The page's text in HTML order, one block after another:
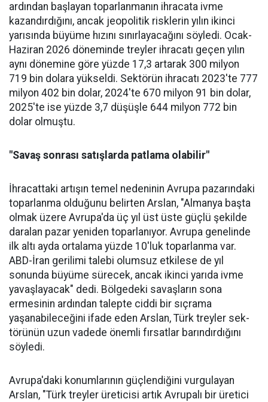
ardından başlayan toparlan­manın ihracata ivme
kazandır­dığını, ancak jeopolitik riskle­rin yılın ikinci
yarısında büyüme hızını sınırlayacağını söyledi. Ocak-
Haziran 2026 döneminde treyler ihracatı geçen yılın
aynı dönemine göre yüzde 17,3 artarak 300 milyon
719 bin dolara yüksel­di. Sektörün ihracatı 2023'te 777
milyon 402 bin dolar, 2024'te 670 milyon 91 bin dolar,
2025'te ise yüzde 3,7 düşüşle 644 milyon 772 bin
dolar olmuştu.
"Savaş sonrası satışlarda patlama olabilir"
İhracattaki artışın temel nede­ninin Avrupa pazarındaki
topar­lanma olduğunu belirten Arslan, "Almanya başta
olmak üzere Av­rupa'da üç yıl üst üste güçlü şe­kilde
daralan pazar yeniden to­parlanıyor. Avrupa genelinde
ilk altı ayda ortalama yüzde 10'luk toparlanma var.
ABD-İran geri­limi talebi olumsuz etkilese de yıl
sonunda büyüme sürecek, ancak ikinci yarıda ivme
yavaşlayacak" dedi. Bölgedeki savaşların sona
ermesinin ardından talepte ciddi bir sıçrama
yaşanabileceğini ifa­de eden Arslan, Türk treyler sek­
törünün uzun vadede önemli fır­satlar barındırdığını
söyledi.
Avrupa'daki konumlarının güçlendiğini vurgulayan
Arslan, "Türk treyler üreticisi artık Avru­palı bir üretici